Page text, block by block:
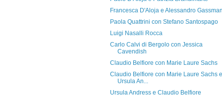
Francesca D'Aloja e Alessandro
Paola Quattrini con Stefano Santospago
Luigi Nasalli Rocca
Carlo Calvi di Bergolo con Jessica
Cavendish
Claudio Belfiore con Marie Laure Sachs
Claudio Belfiore con Marie Laure Sachs e
Ursula An...
Ursula Andress e Claudio Belfiore